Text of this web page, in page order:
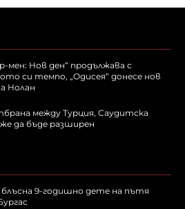
мен: Нов ден“ продължава с
си темпо, „Одисея“ донесе нов
Нолан
между Турция, Саудитска
да бъде разширен
9-годишно дете на пътя